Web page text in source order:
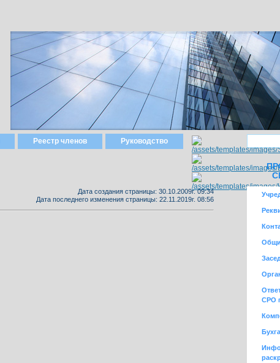
Реестр членов Руководство
Дата создания страницы: 30.10.2009г. 09:34
Дата последнего изменения страницы: 22.11.2019г. 08:56
СРО